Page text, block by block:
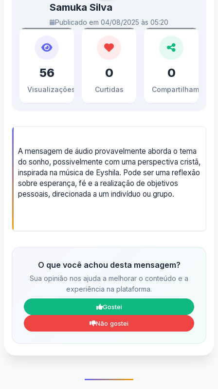
Samuka Silva
Publicado em 04/08/2025 às 05:20
56
Visualizações
0
Curtidas
0
Compartilhamentos
A mensagem de áudio provavelmente aborda o tema
do sonho, possivelmente com uma perspectiva cristã,
inspirada na música de Eyshila. Pode ser uma reflexão
sobre esperança, fé e a realização de objetivos
pessoais, direcionada a um indivíduo ou grupo.
O que você achou desta mensagem?
Sua opinião nos ajuda a melhorar o conteúdo e a
experiência na plataforma.
Gostei
Não gostei